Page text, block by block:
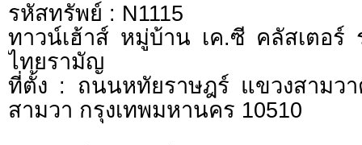
รหัสทรัพย์ : N1115
ทาวน์เฮ้าส์ หมู่บ้าน เค.ซี คลัสเตอ
ไทยรามัญ
ที่ตั้ง : ถนนหทัยราษฎร์ แขวงสามว
สามวา กรุงเทพมหานคร 10510